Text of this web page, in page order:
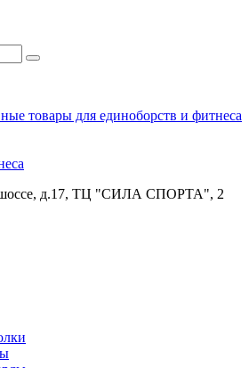
шоссе, д.17, ТЦ "СИЛА СПОРТА", 2